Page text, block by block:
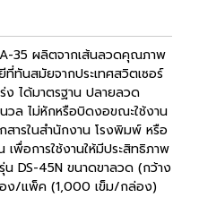
35 ผลิตจากเส้นลวดคุณภาพ
ทันสมัยจากประเทศสวิตเซอร์
ได้มาตรฐาน ปลายลวด
วล ไม่หักหรือบิดงอขณะใช้งาน
กสารในสำนักงาน โรงพิมพ์ หรือ
เพื่อการใช้งานให้มีประสิทธิภาพ
น DS-45N ขนาดขาลวด (กว้าง
ง/แพ็ค (1,000 เข็ม/กล่อง)